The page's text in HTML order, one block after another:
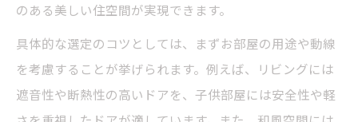
のある美しい住空間が実現できます。
具体的な選定のコツとしては、まずお部屋の用途や動線
を考慮することが挙げられます。例えば、リビングには
遮音性や断熱性の高いドアを、子供部屋には安全性や軽